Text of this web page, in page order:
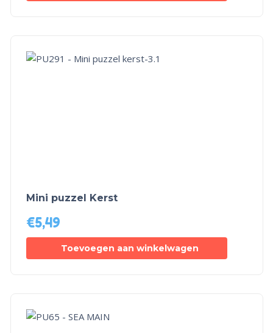
Mini puzzel Kerst
€5,49
Toevoegen aan winkelwagen